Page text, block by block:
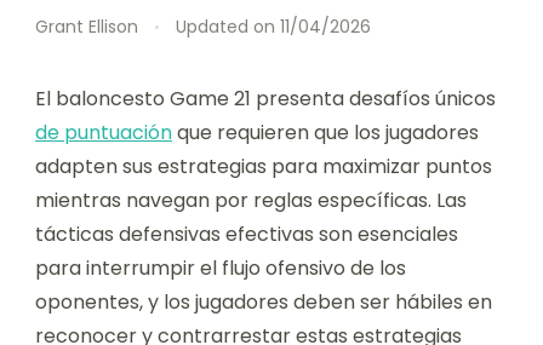
Grant Ellison Updated on 11/04/2026
El baloncesto Game 21 presenta desafíos únicos
de puntuaciónque requieren que los jugadores
adapten sus estrategias para maximizar puntos
mientras navegan por reglas específicas. Las
tácticas defensivas efectivas son esenciales
para interrumpir el flujo ofensivo de los
oponentes, y los jugadores deben ser hábiles en
reconocer y contrarrestar estas estrategias